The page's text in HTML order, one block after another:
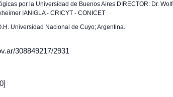
por la Universidad de Buenos Aires DIRECTOR: Dr.
IANIGLA - CRICYT - CONICET
Universidad Nacional de Cuyo; Argentina.
308849217/2931